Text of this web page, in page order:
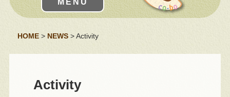
MENU
HOME> NEWS>Activity
Activity